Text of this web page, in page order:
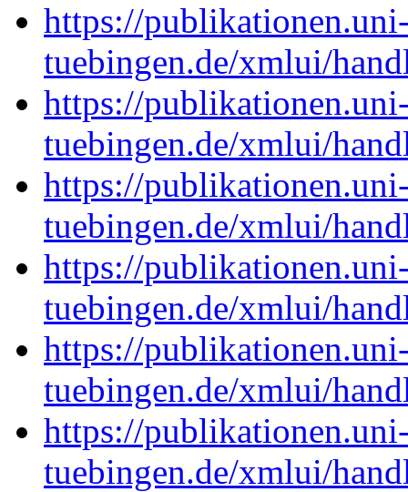
https://
tuebingen.de/xmlui/
https://
tuebingen.de/xmlui/
https://
tuebingen.de/xmlui/
https://
tuebingen.de/xmlui/
https://
tuebingen.de/xmlui/
https://
tuebingen.de/xmlui/